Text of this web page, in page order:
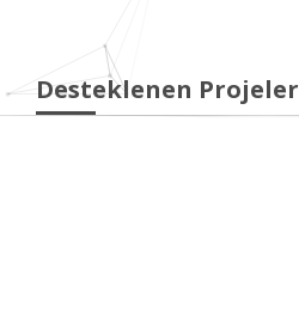
Desteklenen Projeler